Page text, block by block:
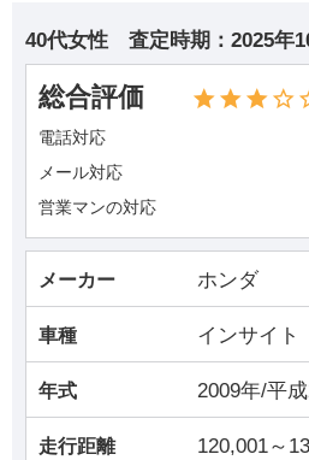
40代女性 査定時期： 2025年
総合評価
電話対応
メール対応
営業マンの対応
メーカー ホンダ
車種 インサイト
年式 2009年/平
走行距離 120,001～